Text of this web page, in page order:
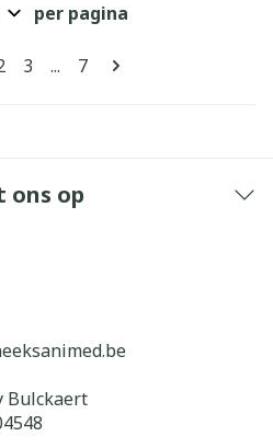
Pagina's
momenteel pagina
Pagina
3 ... Pagina
7
per pagina
ons op
Bulckaert